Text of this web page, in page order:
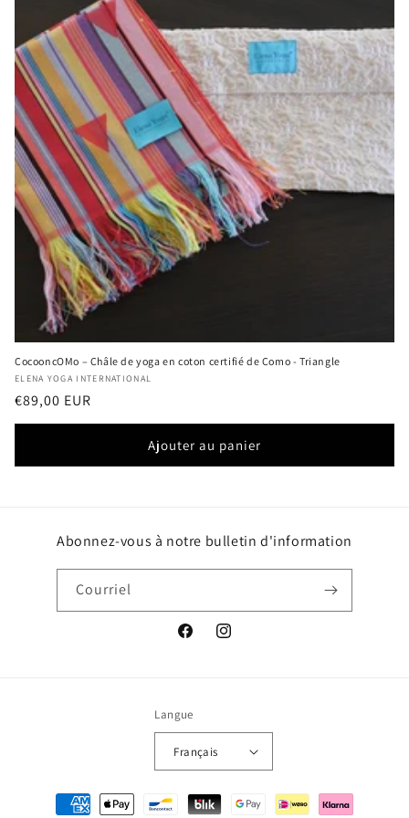
CocooncOMo – Châle de yoga en coton certifié de Como - Triangle
Vendeur
:
ELENA YOGA INTERNATIONAL
Prix
régulier
€89,00 EUR
Ajouter au panier
Abonnez-vous à notre bulletin d'information
Courriel
FacebookInstagram
Langue
Français
Méthodes